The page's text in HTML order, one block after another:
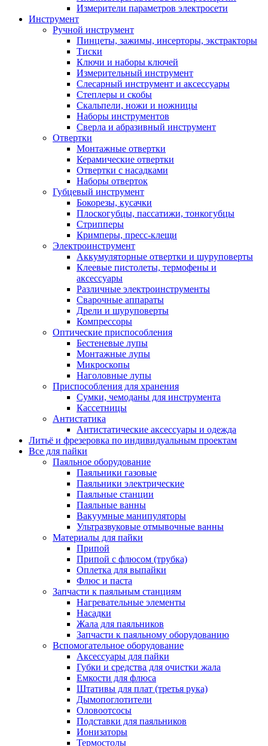
Измерители параметров электросети
Инструмент
Ручной инструмент
Пинцеты, зажимы, инсерторы, экстракторы
Тиски
Ключи и наборы ключей
Измерительный инструмент
Слесарный инструмент и аксессуары
Степлеры и скобы
Скальпели, ножи и ножницы
Наборы инструментов
Сверла и абразивный инструмент
Отвертки
Монтажные отвертки
Керамические отвертки
Отвертки с насадками
Наборы отверток
Губцевый инструмент
Бокорезы, кусачки
Плоскогубцы, пассатижи, тонкогубцы
Стрипперы
Кримперы, пресс-клещи
Электроинструмент
Аккумуляторные отвертки и шуруповерты
Клеевые пистолеты, термофены и
аксессуары
Различные электроинструменты
Сварочные аппараты
Дрели и шуруповерты
Компрессоры
Оптические приспособления
Бестеневые лупы
Монтажные лупы
Микроскопы
Наголовные лупы
Приспособления для хранения
Сумки, чемоданы для инструмента
Кассетницы
Антистатика
Антистатические аксессуары и одежда
Литьё и фрезеровка по индивидуальным проектам
Все для пайки
Паяльное оборудование
Паяльники газовые
Паяльники электрические
Паяльные станции
Паяльные ванны
Вакуумные манипуляторы
Ультразвуковые отмывочные ванны
Материалы для пайки
Припой
Припой с флюсом (трубка)
Оплетка для выпайки
Флюс и паста
Запчасти к паяльным станциям
Нагревательные элементы
Насадки
Жала для паяльников
Запчасти к паяльному оборудованию
Вспомогательное оборудование
Аксессуары для пайки
Губки и средства для очистки жала
Емкости для флюса
Штативы для плат (третья рука)
Дымопоглотители
Оловоотсосы
Подставки для паяльников
Ионизаторы
Термостолы